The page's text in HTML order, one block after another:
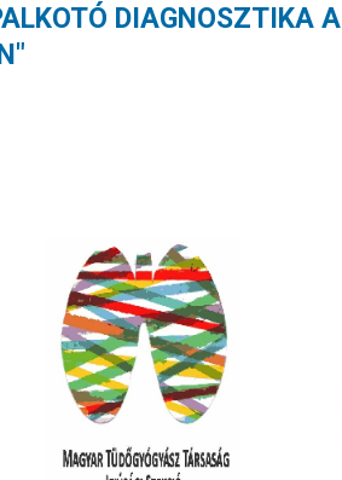
DIAGNOSZTIKA A